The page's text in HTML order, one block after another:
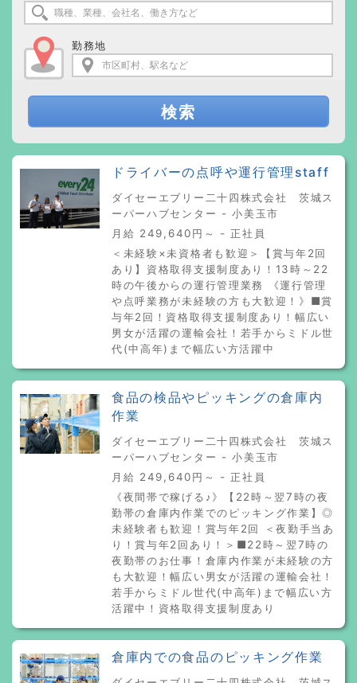
勤務地
検索
ドライバーの点呼や運行管理staff
ダイセーエブリー二十四株式会社 茨城ス
ーパーハブセンター - 小美玉市
月給 249,640円～ - 正社員
＜未経験×未資格者も歓迎＞【賞与年2回
あり】資格取得支援制度あり！13時～22
時の午後からの運行管理業務 《運行管理
や点呼業務が未経験の方も大歓迎！》■賞
与年2回！資格取得支援制度あり！幅広い
男女が活躍の運輸会社！若手からミドル世
代(中高年)まで幅広い方活躍中
食品の検品やピッキングの倉庫内
作業
ダイセーエブリー二十四株式会社 茨城ス
ーパーハブセンター - 小美玉市
月給 249,640円～ - 正社員
《夜間帯で稼げる♪》【22時～翌7時の夜
勤帯の倉庫内作業でのピッキング作業】◎
未経験者も歓迎！賞与年2回 ＜夜勤手当あ
り！賞与年2回あり！＞■22時～翌7時の
夜勤帯のお仕事！倉庫内作業が未経験の方
も大歓迎！幅広い男女が活躍の運輸会社！
若手からミドル世代(中高年)まで幅広い方
活躍中！資格取得支援制度あり
倉庫内での食品のピッキング作業